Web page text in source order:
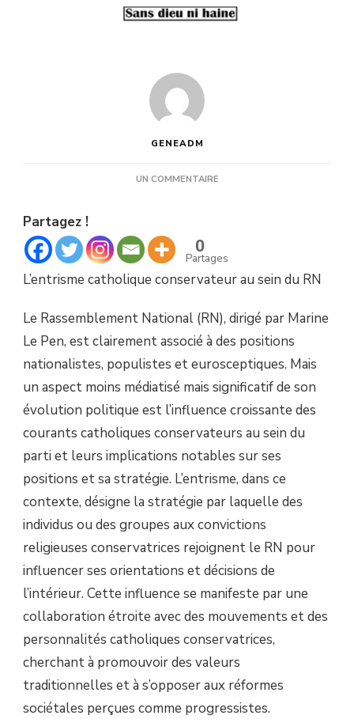
GENEADM
UN COMMENTAIRESUR
C’EST
LE
CONSERVATEUR.
Partagez !
0
Partages
L’entrisme catholique conservateur au sein du RN
Le Rassemblement National (RN), dirigé par Marine
Le Pen, est clairement associé à des positions
nationalistes, populistes et eurosceptiques. Mais
un aspect moins médiatisé mais significatif de son
évolution politique est l’influence croissante des
courants catholiques conservateurs au sein du
parti et leurs implications notables sur ses
positions et sa stratégie. L’entrisme, dans ce
contexte, désigne la stratégie par laquelle des
individus ou des groupes aux convictions
religieuses conservatrices rejoignent le RN pour
influencer ses orientations et décisions de
l’intérieur. Cette influence se manifeste par une
collaboration étroite avec des mouvements et des
personnalités catholiques conservatrices,
cherchant à promouvoir des valeurs
traditionnelles et à s’opposer aux réformes
sociétales perçues comme progressistes.